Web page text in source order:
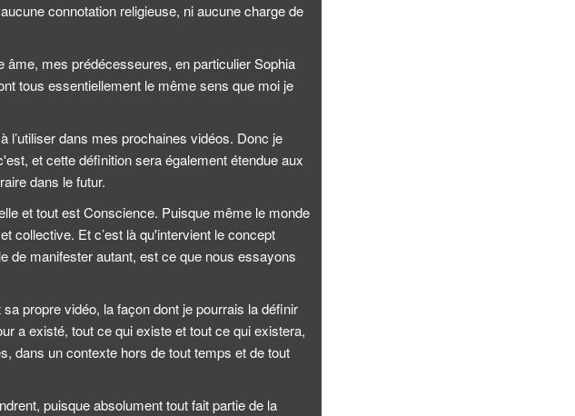
connotation religieuse, ni aucune charge de
âme, mes prédécesseures, en particulier Sophia
tous essentiellement le même sens que moi je
l’utiliser dans mes prochaines vidéos. Donc je
et cette définition sera également étendue aux
dans le futur.
et tout est Conscience. Puisque même le monde
collective. Et c’est là qu'intervient le concept
de manifester autant, est ce que nous essayons
propre vidéo, la façon dont je pourrais la définir
a existé, tout ce qui existe et tout ce qui existera,
dans un contexte hors de tout temps et de tout
puisque absolument tout fait partie de la